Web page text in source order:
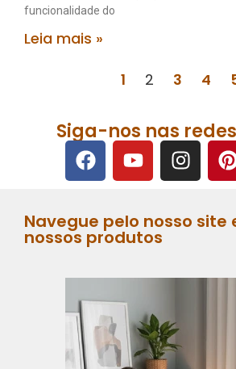
funcionalidade do
Leia mais »
1 2 3 4
Siga-nos nas
Navegue pelo nosso site
nossos produtos